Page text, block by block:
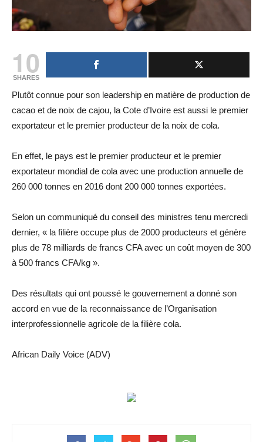
10
SHARES
Plutôt connue pour son leadership en matière de production de
cacao et de noix de cajou, la Cote d’Ivoire est aussi le premier
exportateur et le premier producteur de la noix de cola.
En effet, le pays est le premier producteur et le premier
exportateur mondial de cola avec une production annuelle de
260 000 tonnes en 2016 dont 200 000 tonnes exportées.
Selon un communiqué du conseil des ministres tenu mercredi
dernier, « la filière occupe plus de 2000 producteurs et génère
plus de 78 milliards de francs CFA avec un coût moyen de 300
à 500 francs CFA/kg ».
Des résultats qui ont poussé le gouvernement a donné son
accord en vue de la reconnaissance de l’Organisation
interprofessionnelle agricole de la filière cola.
African Daily Voice (ADV)